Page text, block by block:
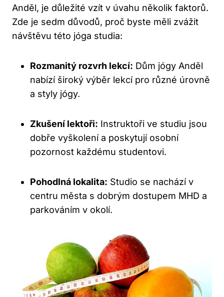
Anděl, je důležité vzít v úvahu několik faktorů.
Zde je sedm důvodů, proč byste měli zvážit
návštěvu této jóga studia:
Rozmanitý rozvrh lekcí: Dům jógy Anděl
nabízí široký výběr lekcí pro různé úrovně
a styly jógy.
Zkušení lektoři: Instruktoři ve studiu jsou
dobře vyškolení a poskytují osobní
pozornost každému studentovi.
Pohodlná lokalita: Studio se nachází v
centru města s dobrým dostupem MHD a
parkováním v okolí.